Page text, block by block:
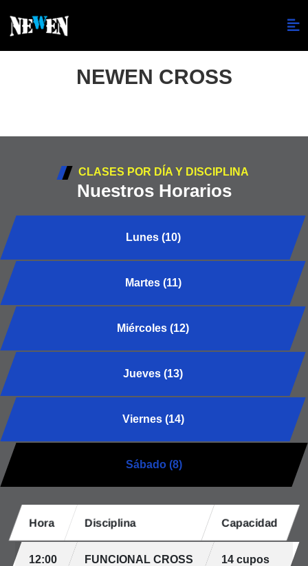
NEWEN CROSS
CLASES POR DÍA Y DISCIPLINA
Nuestros Horarios
Lunes (10)
Martes (11)
Miércoles (12)
Jueves (13)
Viernes (14)
Sábado (8)
Hora Disciplina Capacidad
12:00 FUNCIONAL CROSS 14 cupos